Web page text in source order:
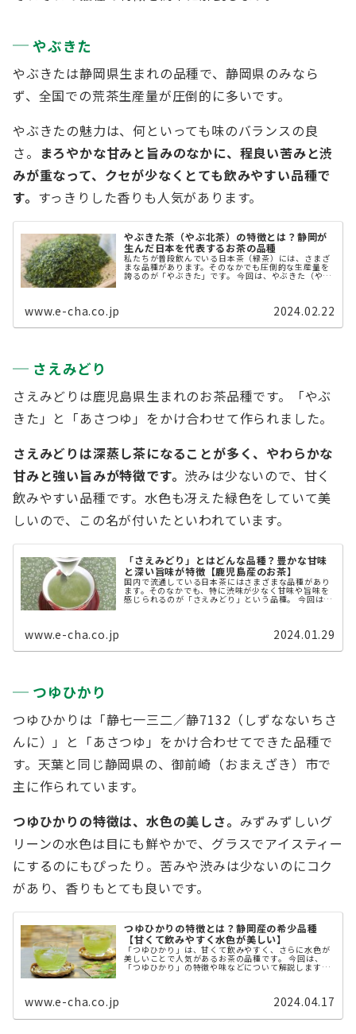
やぶきた
やぶきたは静岡県生まれの品種で、静岡県のみなら
ず、全国での荒茶生産量が圧倒的に多いです。
やぶきたの魅力は、何といっても味のバランスの良
さ。 まろやかな甘みと旨みのなかに、程良い苦みと渋
みが重なって、クセが少なくとても飲みやすい品種で
す。 すっきりした香りも人気があります。
やぶきた茶（やぶ北茶）の特徴とは？静岡が
生んだ日本を代表するお茶の品種
私たちが普段飲んでいる日本茶（緑茶）には、さまざ
まな品種があります。そのなかでも圧倒的な生産量を
誇るのが「やぶきた」です。 今回は、やぶきた（やぶ
www.e-cha.co.jp 2024.02.22
さえみどり
さえみどりは鹿児島県生まれのお茶品種です。「やぶ
きた」と「あさつゆ」をかけ合わせて作られました。
さえみどりは深蒸し茶になることが多く、やわらかな
甘みと強い旨みが特徴です。 渋みは少ないので、甘く
飲みやすい品種です。水色も冴えた緑色をしていて美
しいので、この名が付いたといわれています。
「さえみどり」とはどんな品種？豊かな甘味
と深い旨味が特徴【鹿児島産のお茶】
国内で流通している日本茶にはさまざまな品種があり
ます。そのなかでも、特に渋味が少なく甘味や旨味を
感じられるのが「さえみどり」という品種。 今回は、
www.e-cha.co.jp 2024.01.29
つゆひかり
つゆひかりは「静七一三二／静7132（しずなないちさ
んに）」と「あさつゆ」をかけ合わせてできた品種で
す。天葉と同じ静岡県の、御前崎（おまえざき）市で
主に作られています。
つゆひかりの特徴は、水色の美しさ。 みずみずしいグ
リーンの水色は目にも鮮やかで、グラスでアイスティー
にするのにもぴったり。苦みや渋みは少ないのにコク
があり、香りもとても良いです。
つゆひかりの特徴とは？静岡産の希少品種
【甘くて飲みやすく水色が美しい】
「つゆひかり」は、甘くて飲みやすく、さらに水色が
美しいことで人気があるお茶の品種です。 今回は、
「つゆひかり」の特徴や味などについて解説します。
「つゆひかり」ってどんな品種？ 「つゆひかり」と
www.e-cha.co.jp 2024.04.17